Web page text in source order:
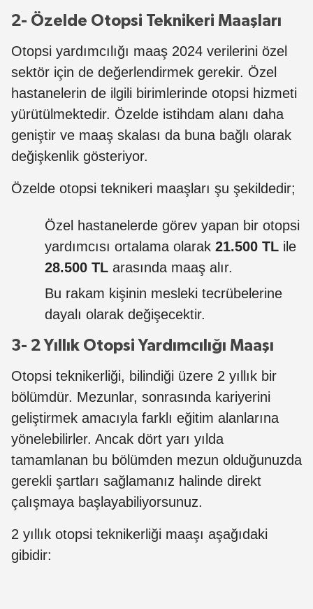
2- Özelde Otopsi Teknikeri Maaşları
Otopsi yardımcılığı maaş 2024 verilerini özel
sektör için de değerlendirmek gerekir. Özel
hastanelerin de ilgili birimlerinde otopsi hizmeti
yürütülmektedir. Özelde istihdam alanı daha
geniştir ve maaş skalası da buna bağlı olarak
değişkenlik gösteriyor.
Özelde otopsi teknikeri maaşları şu şekildedir;
Özel hastanelerde görev yapan bir otopsi
yardımcısı ortalama olarak 21.500 TL ile
28.500 TL arasında maaş alır.
Bu rakam kişinin mesleki tecrübelerine
dayalı olarak değişecektir.
3- 2 Yıllık Otopsi Yardımcılığı Maaşı
Otopsi teknikerliği, bilindiği üzere 2 yıllık bir
bölümdür. Mezunlar, sonrasında kariyerini
geliştirmek amacıyla farklı eğitim alanlarına
yönelebilirler. Ancak dört yarı yılda
tamamlanan bu bölümden mezun olduğunuzda
gerekli şartları sağlamanız halinde direkt
çalışmaya başlayabiliyorsunuz.
2 yıllık otopsi teknikerliği maaşı aşağıdaki
gibidir: